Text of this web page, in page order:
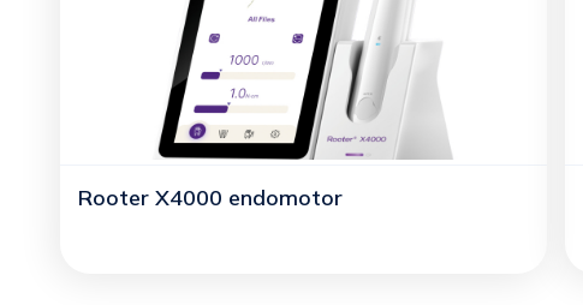
Rooter X4000 endomotor